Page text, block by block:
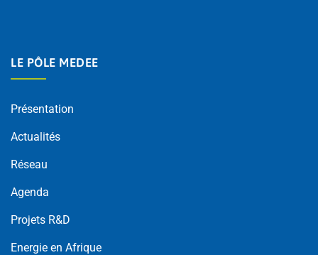
LE PÔLE MEDEE
Présentation
Actualités
Réseau
Agenda
Projets R&D
Energie en Afrique